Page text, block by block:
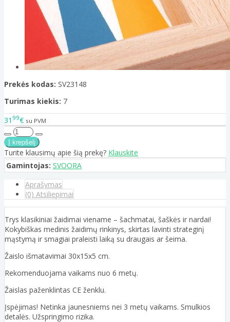
Prekės kodas: SV23148
Turimas kiekis: 7
31 99€ su PVM
Turite klausimų apie šią prekę? Klauskite
Gamintojas: SVOORA
Aprašymas
(0) Atsiliepimai
Trys klasikiniai žaidimai viename – šachmatai, šaškės ir nardai!
Kokybiškas medinis žaidimų rinkinys, skirtas lavinti strateginį
mąstymą ir smagiai praleisti laiką su draugais ar šeima.
Žaislo išmatavimai 30x15x5 cm.
Rekomenduojama vaikams nuo 6 metų.
Žaislas paženklintas CE ženklu.
Įspėjimas! Netinka jaunesniems nei 3 metų vaikams. Smulkios
detalės. Užspringimo rizika.